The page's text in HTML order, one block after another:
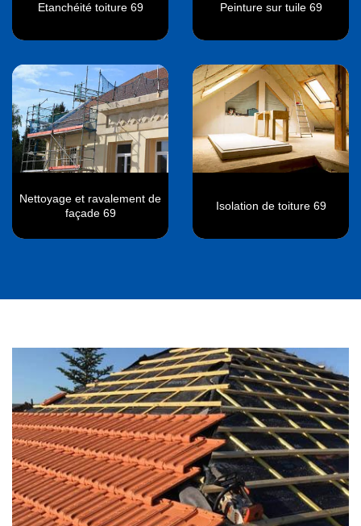
Etanchéité toiture 69 Peinture sur tuile 69
Nettoyage et ravalement de
façade 69
Isolation de toiture 69